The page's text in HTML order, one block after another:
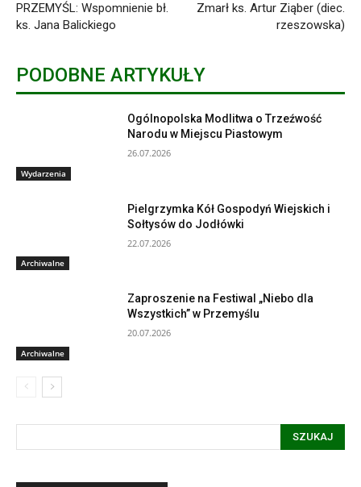
PRZEMYŚL: Wspomnienie bł.
ks. Jana Balickiego
Zmarł ks. Artur Ziąber (diec.
rzeszowska)
PODOBNE ARTYKUŁY
Wydarzenia
Ogólnopolska Modlitwa o Trzeźwość
Narodu w Miejscu Piastowym
26.07.2026
Archiwalne
Pielgrzymka Kół Gospodyń Wiejskich i
Sołtysów do Jodłówki
22.07.2026
Archiwalne
Zaproszenie na Festiwal „Niebo dla
Wszystkich” w Przemyślu
20.07.2026
SZUKAJ